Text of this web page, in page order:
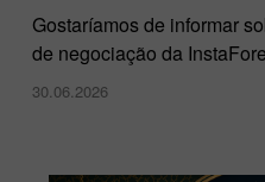
Gostaríamos de informar
de negociação da
30.06.2026